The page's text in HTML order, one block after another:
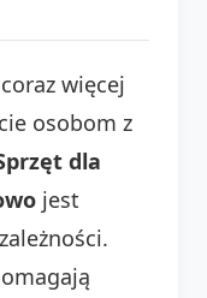
więcej
osobom z
dla
jest